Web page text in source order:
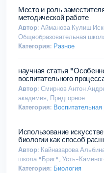
Место и роль
методической работе
Автор: Айманова Кулиш
Общеобразовательная
Категория: Разное
научная статья
воспитательного
условиях цифровой
Автор: Смирнов Антон
академия, Предгорное
Категория: Воспитательная
Использование
биологии как способ
учителя и развития
учащихся
Автор: Кайназарова
школа "Бриг", Усть-
Категория: Биология